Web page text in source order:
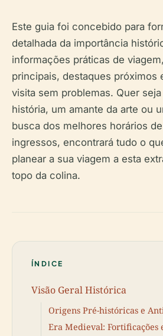
Este guia foi concebido para
detalhada da importância
informações práticas de
principais, destaques próximos
visita sem problemas. Quer
história, um amante da arte ou
busca dos melhores horários
ingressos, encontrará tudo o
planear a sua viagem a esta
topo da colina.
ÍNDICE
Visão Geral Histórica
Origens Pré-históricas e
Era Medieval: Fortificações